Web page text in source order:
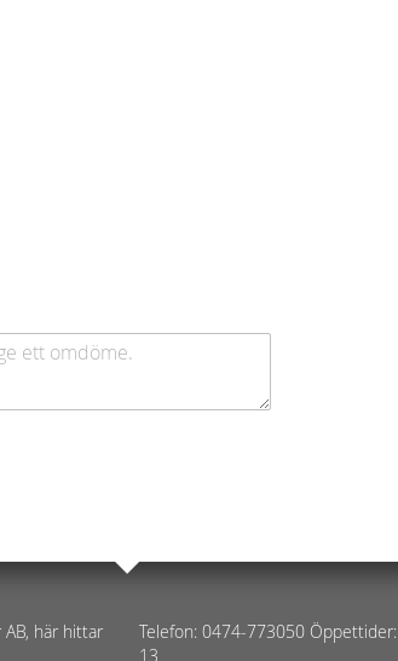
AB, här hittar
Telefon: 0474-773050
13